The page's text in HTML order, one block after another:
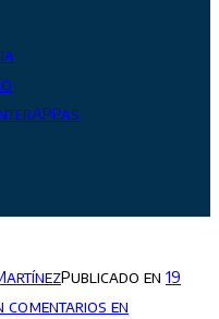
Publicado en 19
comentarios en